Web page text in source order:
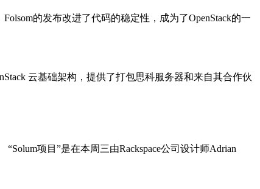
的发布改进了代码的稳定性，成为了OpenStack的一
云基础架构，提供了打包思科服务器和来自其合作伙
项目”是在本周三由Rackspace公司设计师Adrian